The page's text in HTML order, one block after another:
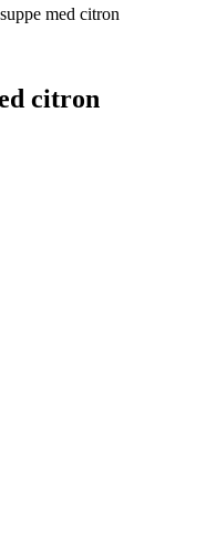
med citron
citron